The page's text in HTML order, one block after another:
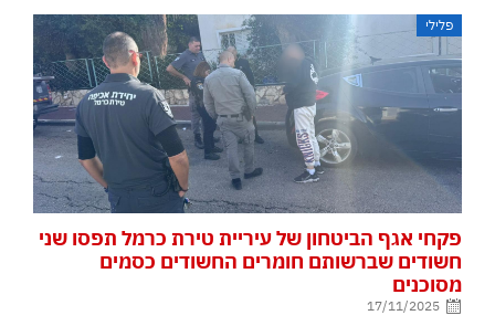
פלילי
פקחי אגף הביטחון של עיריית טירת כרמל תפסו שני
חשודים שברשותם חומרים החשודים כסמים
מסוכנים
17/11/2025